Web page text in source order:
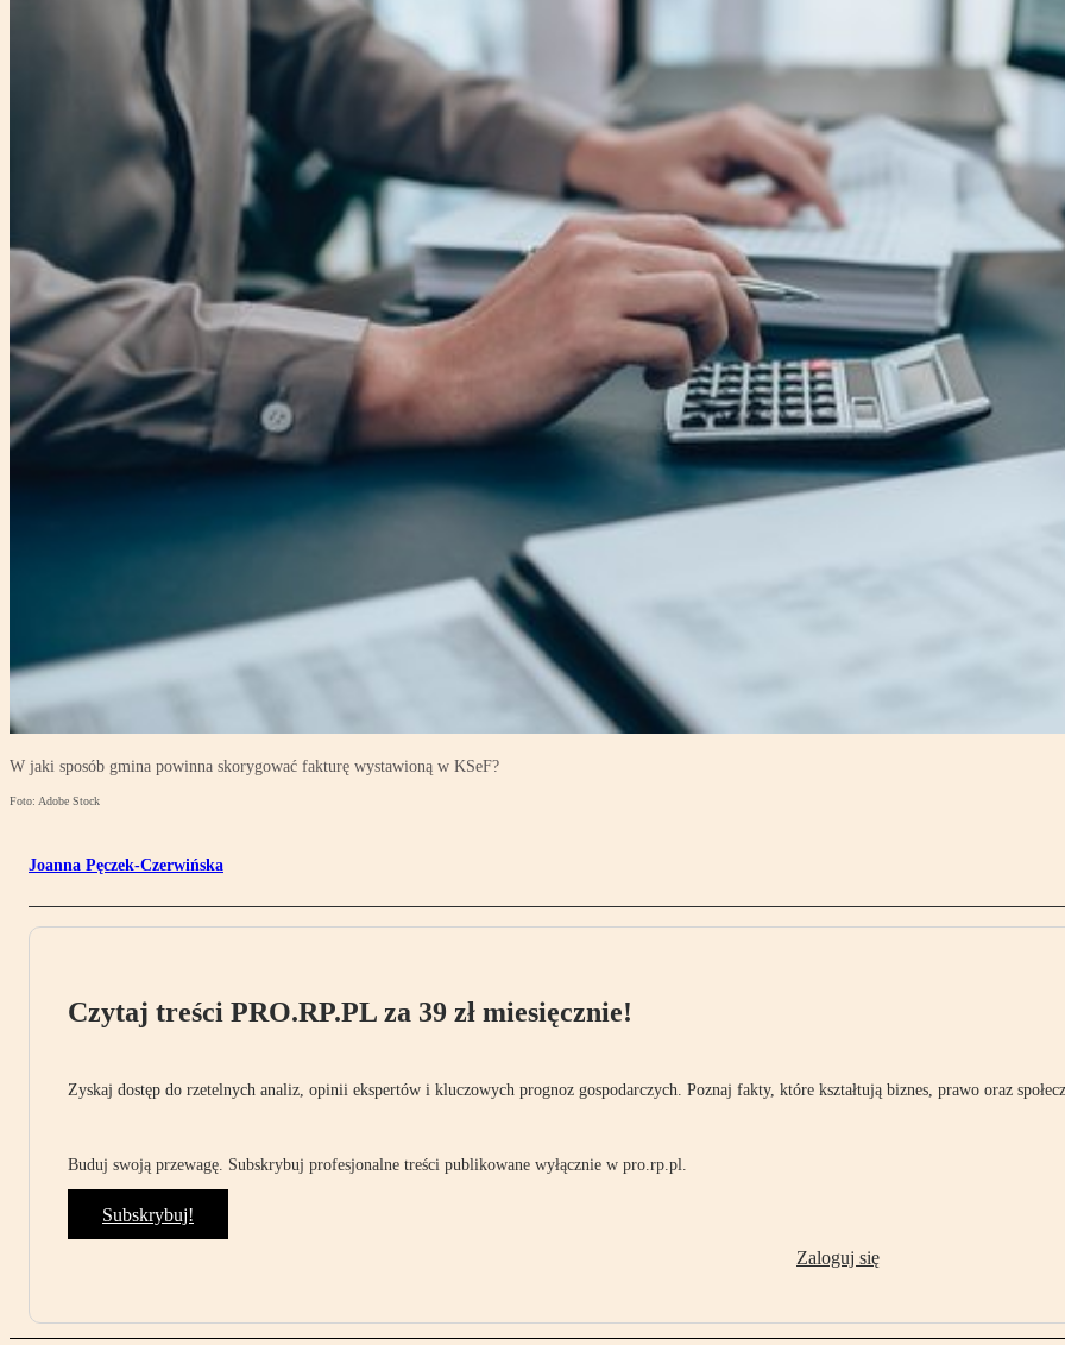
W jaki sposób gmina powinna skorygować fakturę wystawioną w KSeF?
Foto: Adobe Stock
Joanna Pęczek-Czerwińska
Czytaj treści PRO.RP.PL za 39 zł miesięcznie!
Zyskaj dostęp do rzetelnych analiz, opinii ekspertów i kluczowych prognoz gospodarczych. Poznaj fakty, które kształtują biznes, prawo oraz
Buduj swoją przewagę. Subskrybuj profesjonalne treści publikowane wyłącznie w pro.rp.pl.
Subskrybuj!
Zaloguj się